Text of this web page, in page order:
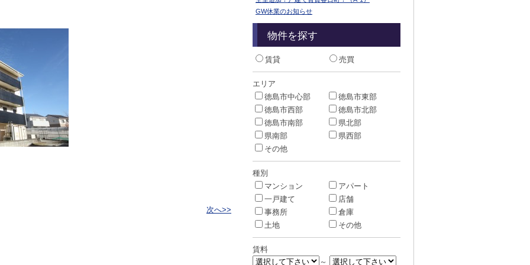
次へ>>
GW休業のお知らせ
物件を探す
賃貸 売買
エリア
徳島市中心部
徳島市東部
徳島市西部
徳島市北部
徳島市南部
県北部
県南部
県西部
その他
種別
マンション
アパート
一戸建て
店舗
事務所
倉庫
土地
その他
賃料
～